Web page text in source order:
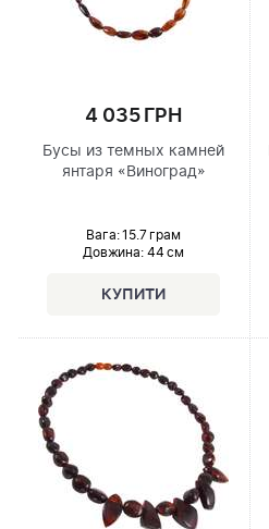
4 035 ГРН
Бусы из темных камней
янтаря «Виноград»
Вага: 15.7 грам
Довжина:44 см